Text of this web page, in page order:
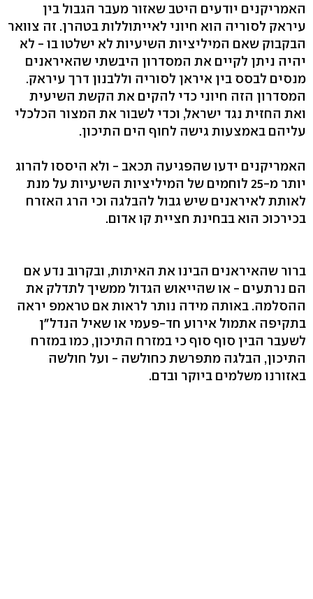
האמריקנים יודעים היטב שאזור מעבר הגבול בין
עיראק לסוריה הוא חיוני לאייתוללות בטהרן. זה צוואר
הבקבוק שאם המיליציות השיעיות לא ישלטו בו - לא
יהיה ניתן לקיים את המסדרון היבשתי שהאיראנים
מנסים לבסס בין איראן לסוריה וללבנון דרך עיראק.
המסדרון הזה חיוני כדי להקים את הקשת השיעית
ואת החזית נגד ישראל, וכדי לשבור את המצור הכלכלי
עליהם באמצעות גישה לחוף הים התיכון.
האמריקנים ידעו שהפגיעה תכאב - ולא היססו להרוג
יותר מ-25 לוחמים של המיליציות השיעיות על מנת
לאותת לאיראנים שיש גבול להבלגה וכי הרג האזרח
בכירכוכ הוא בבחינת חציית קו אדום.
ברור שהאיראנים הבינו את האיתות, ובקרוב נדע אם
הם נרתעים - או שהייאוש הגדול ממשיך לתדלק את
ההסלמה. באותה מידה נותר לראות אם טראמפ יראה
בתקיפה אתמול אירוע חד-פעמי או שאיל הנדל"ן
לשעבר הבין סוף סוף כי במזרח התיכון, כמו במזרח
התיכון, הבלגה מתפרשת כחולשה - ועל חולשה
באזורנו משלמים ביוקר ובדם.